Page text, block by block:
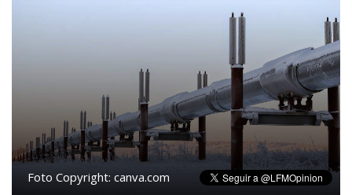
Foto Copyright: canva.com